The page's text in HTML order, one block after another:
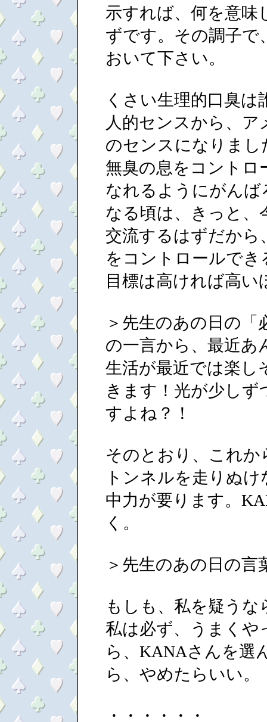
示すれば、何を意味
ずです。その調子で
おいて下さい。
くさい生理的口臭
人的センスから、
のセンスになりまし
無臭の息をコントロ
なれるようにがん
なる頃は、きっと、
交流するはずだから
をコントロールで
目標は高ければ高
＞先生のあの日の
の一言から、最近あ
生活が最近では楽し
きます！光が少し
すよね？！
そのとおり、これ
トンネルを走りぬ
中力が要ります。
く。
＞先生のあの日の言
もしも、私を疑う
私は必ず、うまくや
ら、KANAさんを選
ら、やめたらいい。
・・・・・・